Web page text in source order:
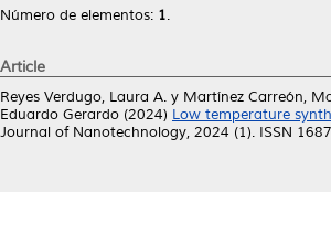
Número de elementos: 1.
Article
Reyes Verdugo, Laura A. y Martínez Carreón,
Eduardo Gerardo (2024) Low temperature
Journal of Nanotechnology, 2024 (1). ISSN